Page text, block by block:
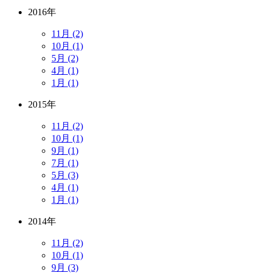
2016年
11月 (2)
10月 (1)
5月 (2)
4月 (1)
1月 (1)
2015年
11月 (2)
10月 (1)
9月 (1)
7月 (1)
5月 (3)
4月 (1)
1月 (1)
2014年
11月 (2)
10月 (1)
9月 (3)